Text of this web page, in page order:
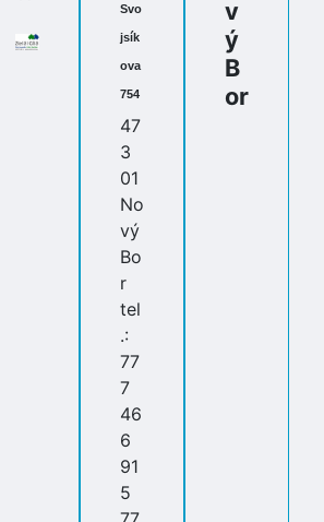
Svo
jsík
ova
754
47
3
01
No
vý
Bo
r
tel
.:
77
7
46
6
91
5
v
ý
B
or